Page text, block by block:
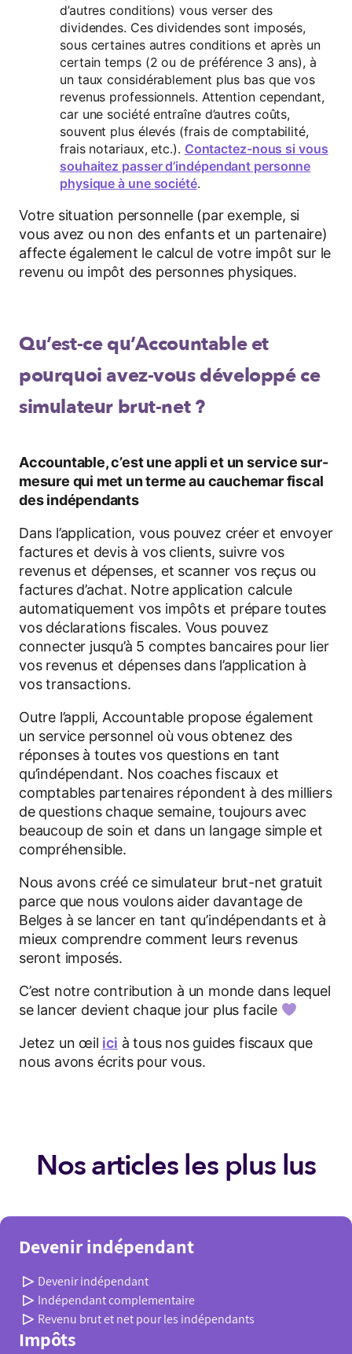
d’autres conditions) vous verser des
dividendes. Ces dividendes sont imposés,
sous certaines autres conditions et après un
certain temps (2 ou de préférence 3 ans), à
un taux considérablement plus bas que vos
revenus professionnels. Attention cependant,
car une société entraîne d’autres coûts,
souvent plus élevés (frais de comptabilité,
frais notariaux, etc.). Contactez-nous si vous
souhaitez passer d’indépendant personne
physique à une société.
Votre situation personnelle (par exemple, si
vous avez ou non des enfants et un partenaire)
affecte également le calcul de votre impôt sur le
revenu ou impôt des personnes physiques.
Qu’est-ce qu’Accountable et
pourquoi avez-vous développé ce
simulateur brut-net ?
Accountable, c’est une appli et un service sur-
mesure qui met un terme au cauchemar fiscal
des indépendants
Dans l’application, vous pouvez créer et envoyer
factures et devis à vos clients, suivre vos
revenus et dépenses, et scanner vos reçus ou
factures d’achat. Notre application calcule
automatiquement vos impôts et prépare toutes
vos déclarations fiscales. Vous pouvez
connecter jusqu’à 5 comptes bancaires pour lier
vos revenus et dépenses dans l’application à
vos transactions.
Outre l’appli, Accountable propose également
un service personnel où vous obtenez des
réponses à toutes vos questions en tant
qu’indépendant. Nos coaches fiscaux et
comptables partenaires répondent à des milliers
de questions chaque semaine, toujours avec
beaucoup de soin et dans un langage simple et
compréhensible.
Nous avons créé ce simulateur brut-net gratuit
parce que nous voulons aider davantage de
Belges à se lancer en tant qu’indépendants et à
mieux comprendre comment leurs revenus
seront imposés.
C’est notre contribution à un monde dans lequel
se lancer devient chaque jour plus facile
Jetez un œil ici à tous nos guides fiscaux que
nous avons écrits pour vous.
Nos articles les plus lus
Devenir indépendant
Devenir indépendant
Indépendant complementaire
Revenu brut et net pour les indépendants
Impôts